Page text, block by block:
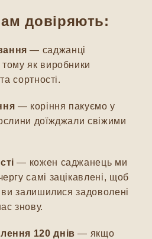
довіряють:
— саджанці
як виробники
сортності.
— коріння пакуємо у
доїжджали свіжими
— кожен саджанець ми
самі зацікавлені, щоб
залишилися задоволені
знову.
120 днів — якщо